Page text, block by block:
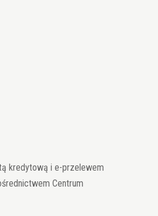
kredytową i e-przelewem
Centrum